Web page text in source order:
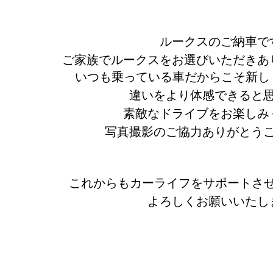
ルークスのご納車で
ご家族でルークスをお選びいただき
いつも乗っている車だからこそ新
違いをより体感できると
素敵なドライブをお楽しみ
写真撮影のご協力ありがとう
これからもカーライフをサポートさ
よろしくお願いいたし